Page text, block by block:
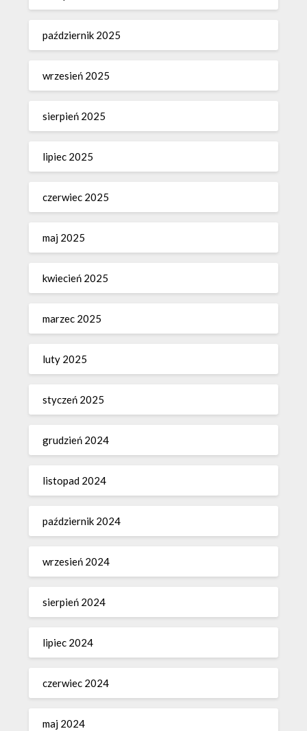
październik 2025
wrzesień 2025
sierpień 2025
lipiec 2025
czerwiec 2025
maj 2025
kwiecień 2025
marzec 2025
luty 2025
styczeń 2025
grudzień 2024
listopad 2024
październik 2024
wrzesień 2024
sierpień 2024
lipiec 2024
czerwiec 2024
maj 2024